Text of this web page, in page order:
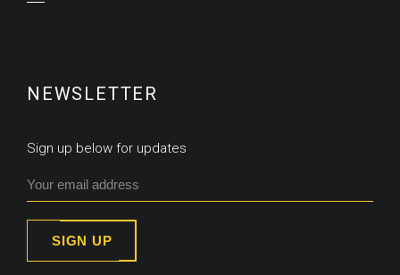
NEWSLETTER
Sign up below for updates
SIGN UP